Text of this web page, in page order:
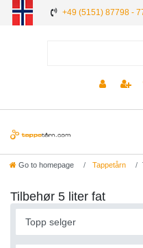
+49 (5151) 87798 -
Go to homepage Tappetårn
Tilbehør 5 liter fat